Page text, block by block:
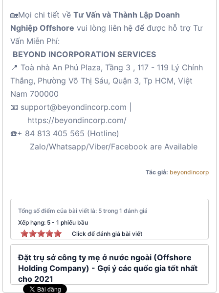
🏡Mọi chi tiết về Tư Vấn và Thành Lập Doanh
Nghiệp Offshore vui lòng liên hệ để được hỗ trợ Tư
Vấn Miễn Phí:
BEYOND INCORPORATION SERVICES
📍 Toà nhà An Phú Plaza, Tầng 3 , 117 - 119 Lý Chính
Thắng, Phường Võ Thị Sáu, Quận 3, Tp HCM, Việt
Nam 700000
📧 support@beyondincorp.com |
https://beyondincorp.com/
☎️+ 84 813 405 565 (Hotline)
Zalo/Whatsapp/Viber/Facebook are Available
Tác giả: beyondincorp
Tổng số điểm của bài viết là: 5 trong 1 đánh giá
Xếp hạng: 5 - 1 phiếu bầu
Click để đánh giá bài viết
Đặt trụ sở công ty mẹ ở nước ngoài (Offshore
Holding Company) - Gợi ý các quốc gia tốt nhất
cho 2021